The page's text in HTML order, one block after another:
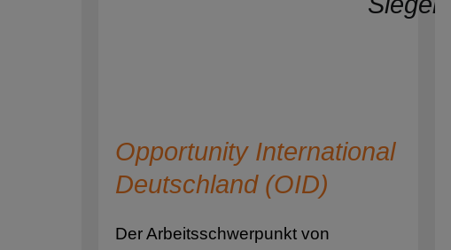
Opportunity International
Deutschland (OID)
Der Arbeitsschwerpunkt von